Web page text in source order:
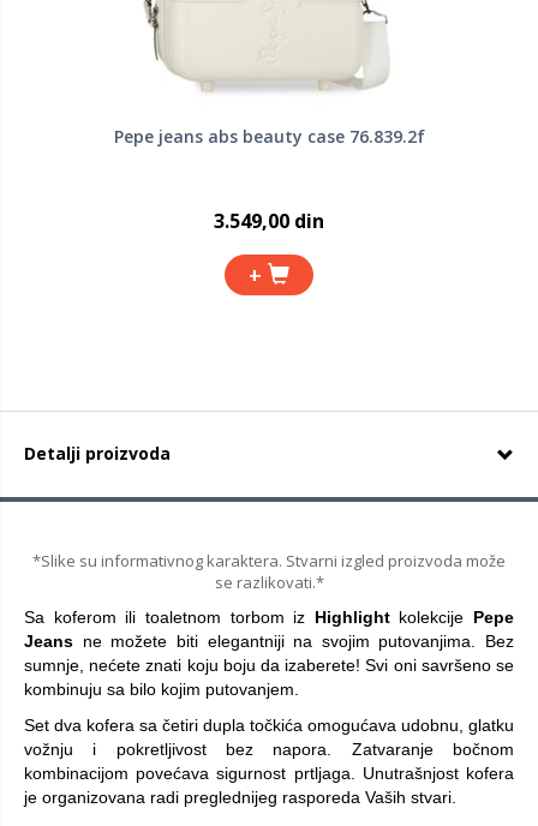
Pepe jeans abs beauty case 76.839.2f
3.549,00 din
+
Detalji proizvoda
*Slike su informativnog karaktera. Stvarni izgled proizvoda može
se razlikovati.*
Sa koferom ili toaletnom torbom iz Highlightkolekcije Pepe
Jeans ne možete biti elegantniji na svojim putovanjima. Bez
sumnje, nećete znati koju boju da izaberete! Svi oni savršeno se
kombinuju sa bilo kojim putovanjem.
Set dva kofera sa četiri dupla točkića omogućava udobnu, glatku
vožnju i pokretljivost bez napora. Zatvaranje bočnom
kombinacijom povećava sigurnost prtljaga. Unutrašnjost kofera
je organizovana radi preglednijeg rasporeda Vaših stvari.